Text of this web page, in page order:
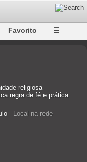
Favorito ☰
religiosa
regra de fé e prática
Local na rede